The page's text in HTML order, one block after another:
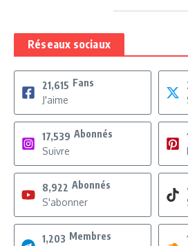
Réseaux sociaux
21,615 Fans
J'aime
17,539 Abonnés
Suivre
8,922 Abonnés
S'abonner
1,203 Membres